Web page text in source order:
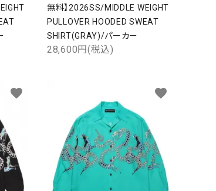
無料】2026SS/MIDDLE WEIGHT
PULLOVER HOODED SWEAT
SHIRT(GRAY)/パーカー
28,600円(税込)
favorite favorite